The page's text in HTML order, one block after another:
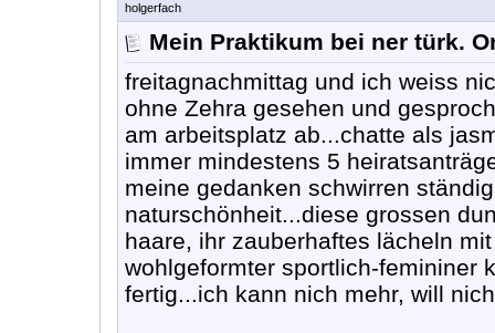
holgerfach
Mein Praktikum bei ner türk.
freitagnachmittag und ich weiss
ohne Zehra gesehen und
am arbeitsplatz ab...chatte als
immer mindestens 5
meine gedanken schwirren
naturschönheit...diese grossen
haare, ihr zauberhaftes lächeln
wohlgeformter sportlich-femininer
fertig...ich kann nich mehr, will